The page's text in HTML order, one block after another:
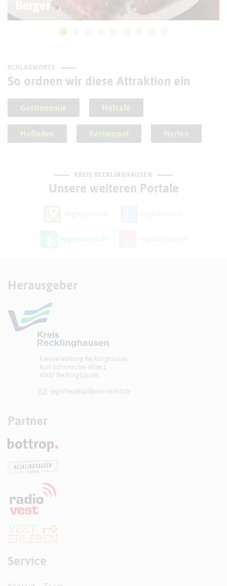
SCHLAGWORTE
So ordnen wir diese Attraktion ein
Gastronomie Hofcafé
Hofladen Restaurant Herten
KREIS RECKLINGHAUSEN
Unsere weiteren Portale
Herausgeber
Kreisverwaltung Recklinghausen
Kurt-Schumacher-Allee 1
45657 Recklinghausen
regiofreizeit[at]​kreis-re(dot)de
Partner
Service